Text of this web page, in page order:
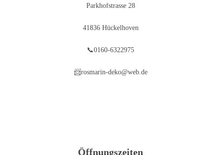
Parkhofstrasse 28
41836 Hückelhoven
📞0160-6322975
📨rosmarin-deko@web.de
Öffnungszeiten